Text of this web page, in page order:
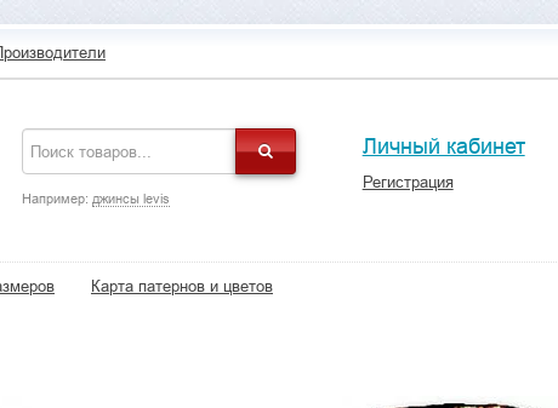
Например: джинсы levis
Личный кабинет
Регистрация
Карта патернов и цветов